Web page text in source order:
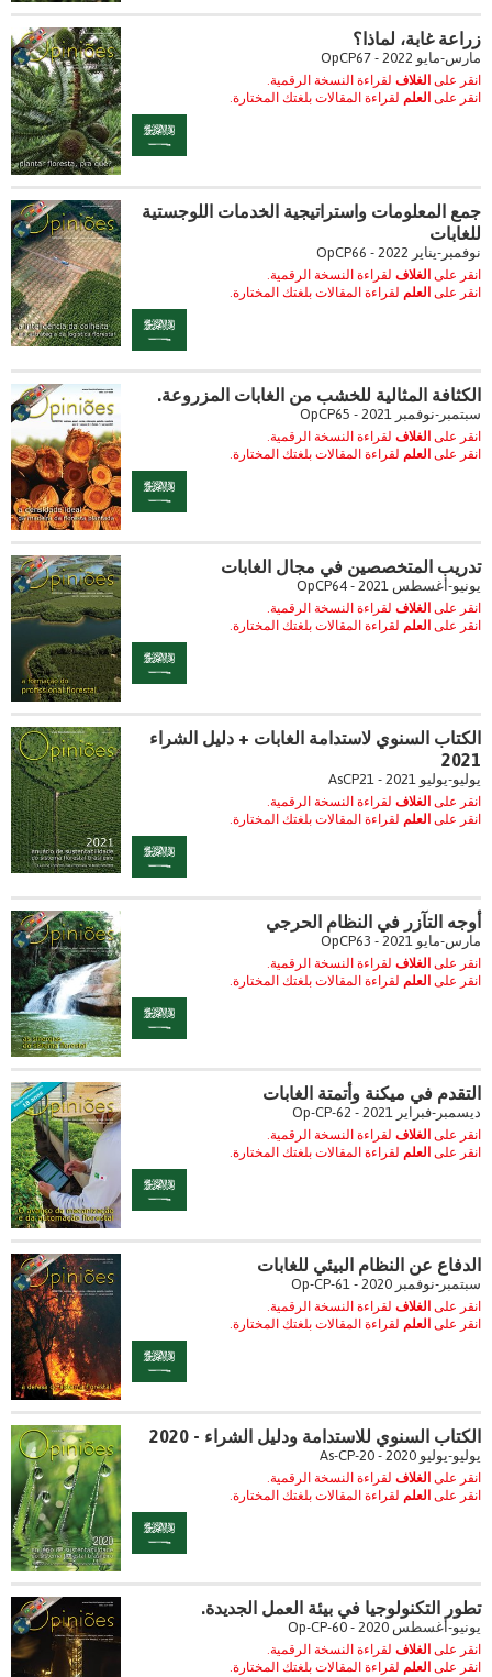
زراعة غابة، لماذا؟
مارس-مايو 2022 - OpCP67
انقر على الغلاف لقراءة النسخة الرقمية.
انقر على العلم لقراءة المقالات بلغتك المختارة.
جمع المعلومات واستراتيجية الخدمات اللوجستية
للغابات
نوفمبر-يناير 2022 - OpCP66
انقر على الغلاف لقراءة النسخة الرقمية.
انقر على العلم لقراءة المقالات بلغتك المختارة.
الكثافة المثالية للخشب من الغابات المزروعة.
سبتمبر-نوفمبر 2021 - OpCP65
انقر على الغلاف لقراءة النسخة الرقمية.
انقر على العلم لقراءة المقالات بلغتك المختارة.
تدريب المتخصصين في مجال الغابات
يونيو-أغسطس 2021 - OpCP64
انقر على الغلاف لقراءة النسخة الرقمية.
انقر على العلم لقراءة المقالات بلغتك المختارة.
الكتاب السنوي لاستدامة الغابات + دليل الشراء
2021
يوليو-يوليو 2021 - AsCP21
انقر على الغلاف لقراءة النسخة الرقمية.
انقر على العلم لقراءة المقالات بلغتك المختارة.
أوجه التآزر في النظام الحرجي
مارس-مايو 2021 - OpCP63
انقر على الغلاف لقراءة النسخة الرقمية.
انقر على العلم لقراءة المقالات بلغتك المختارة.
التقدم في ميكنة وأتمتة الغابات
ديسمبر-فبراير 2021 - Op-CP-62
انقر على الغلاف لقراءة النسخة الرقمية.
انقر على العلم لقراءة المقالات بلغتك المختارة.
الدفاع عن النظام البيئي للغابات
سبتمبر-نوفمبر 2020 - Op-CP-61
انقر على الغلاف لقراءة النسخة الرقمية.
انقر على العلم لقراءة المقالات بلغتك المختارة.
الكتاب السنوي للاستدامة ودليل الشراء - 2020
يوليو-يوليو 2020 - As-CP-20
انقر على الغلاف لقراءة النسخة الرقمية.
انقر على العلم لقراءة المقالات بلغتك المختارة.
تطور التكنولوجيا في بيئة العمل الجديدة.
يونيو-أغسطس 2020 - Op-CP-60
انقر على الغلاف لقراءة النسخة الرقمية.
انقر على العلم لقراءة المقالات بلغتك المختارة.